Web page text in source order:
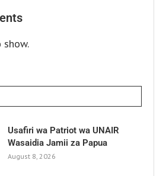
Usafiri wa Patriot wa UNAIR
Wasaidia Jamii za Papua
August 8, 2026